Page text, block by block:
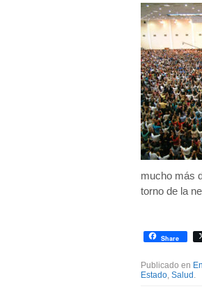
mucho más
torno de la
Share
Publicado en
Estado, Salud .